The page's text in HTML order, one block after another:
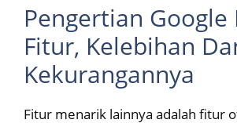
Pengertian Google
Fitur, Kelebihan
Kekurangannya
Fitur menarik lainnya adalah fitur